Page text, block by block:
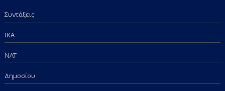
Συντάξεις
IKA
NAT
Δημοσίου